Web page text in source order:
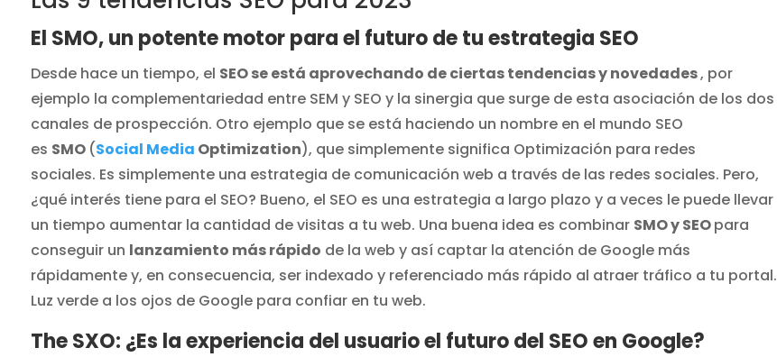
El SMO, un potente motor para el futuro de tu estrategia SEO
Desde hace un tiempo, el SEO se está aprovechando de ciertas tendencias y novedades, por
ejemplo la complementariedad entre SEM y SEO y la sinergia que surge de esta asociación de los dos
canales de prospección. Otro ejemplo que se está haciendo un nombre en el mundo SEO
es SMO (Social Media Optimization), que simplemente significa Optimización para redes
sociales. Es simplemente una estrategia de comunicación web a través de las redes sociales. Pero,
¿qué interés tiene para el SEO? Bueno, el SEO es una estrategia a largo plazo y a veces le puede llevar
un tiempo aumentar la cantidad de visitas a tu web. Una buena idea es combinar SMO y SEOpara
conseguir un lanzamiento más rápido de la web y así captar la atención de Google más
rápidamente y, en consecuencia, ser indexado y referenciado más rápido al atraer tráfico a tu portal.
Luz verde a los ojos de Google para confiar en tu web.
The SXO: ¿Es la experiencia del usuario el futuro del SEO en Google?